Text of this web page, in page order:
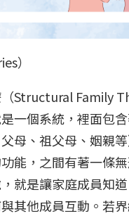
）
Structural Family
一個系統，裡面包
母、祖父母、姻親
能，之間有著一條
就是讓家庭成員知道
其他成員互動。若